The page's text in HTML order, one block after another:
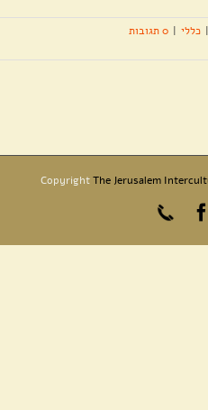
| כללי | 0 תגובות
CopyrightThe Jerusalem
Facebook
Phone